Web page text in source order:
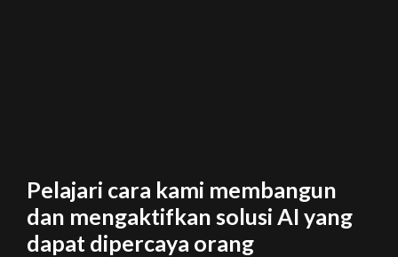
Pelajari cara kami membangun
dan mengaktifkan solusi AI yang
dapat dipercaya orang